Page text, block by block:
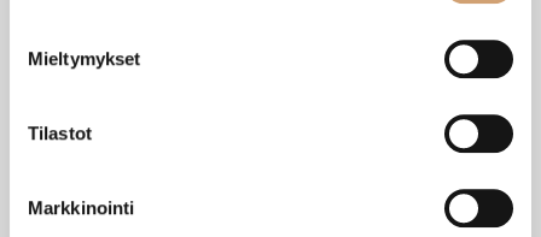
Mieltymykset
Tilastot
Markkinointi